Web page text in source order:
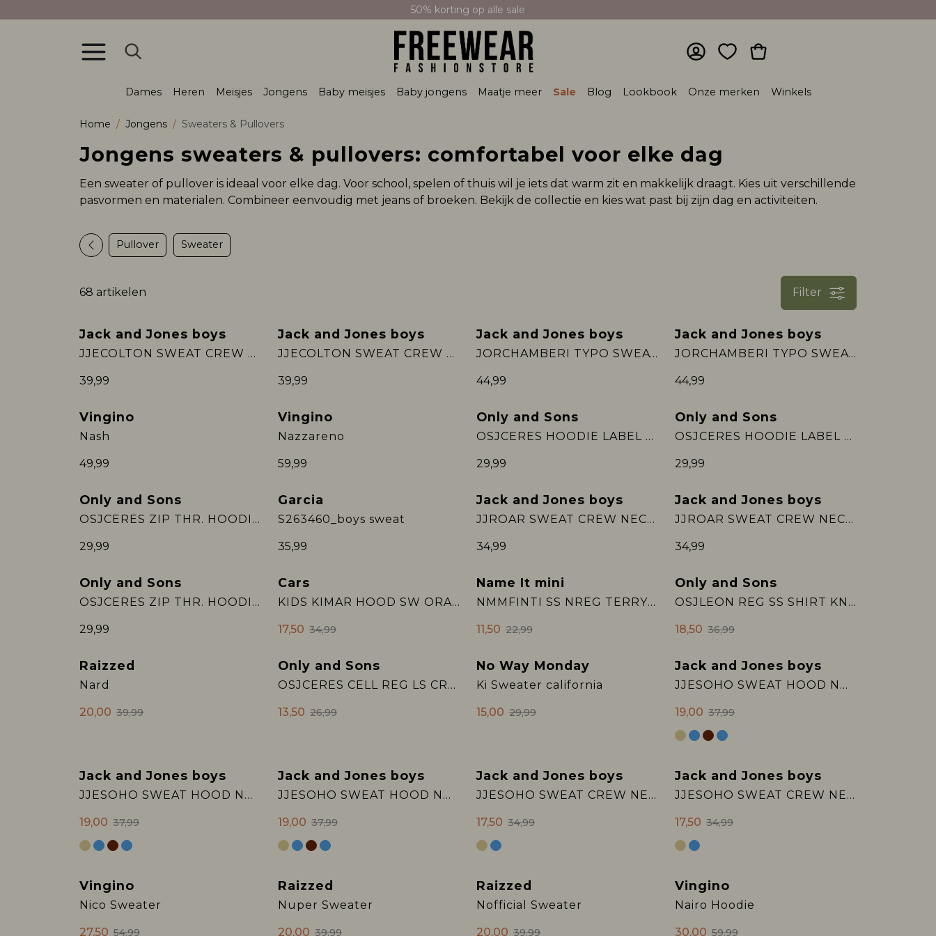
50% korting op alle sale
Dames Heren Meisjes Jongens Baby meisjes Baby jongens Maatje meer Sale Blog Lookbook Onze merken Winkels
Home Jongens Sweaters & Pullovers
Jongens sweaters & pullovers: comfortabel voor elke dag
Een sweater of pullover is ideaal voor elke dag. Voor school, spelen of thuis wil je iets dat warm zit en makkelijk draagt. Kies uit verschillende
pasvormen en materialen. Combineer eenvoudig met jeans of broeken. Bekijk de collectie en kies wat past bij zijn dag en activiteiten.
Pullover Sweater
68 artikelen Filter
Nieuw
Jack and Jones boys
JJECOLTON SWEAT CREW NECK SN JNR
39,99
Nieuw
Jack and Jones boys
JJECOLTON SWEAT CREW NECK SN JNR
39,99
Nieuw
Jack and Jones boys
JORCHAMBERI TYPO SWEAT HOOD JNR
44,99
Nieuw
Jack and Jones boys
JORCHAMBERI TYPO SWEAT HOOD JNR
44,99
Nieuw
Vingino
Nash
49,99
Nieuw
Vingino
Nazzareno
59,99
Nieuw
Only and Sons
OSJCERES HOODIE LABEL SWT NOOS
29,99
Nieuw
Only and Sons
OSJCERES HOODIE LABEL SWT NOOS
29,99
Nieuw
Only and Sons
OSJCERES ZIP THR. HOODIE SWT NOOS
29,99
Nieuw
Garcia
S263460_boys sweat
35,99
Jack and Jones boys
JJROAR SWEAT CREW NECK JNR
34,99
Jack and Jones boys
JJROAR SWEAT CREW NECK JNR
34,99
Only and Sons
OSJCERES ZIP THR. HOODIE SWT NOOS
29,99
Sale
Cars
KIDS KIMAR HOOD SW ORANGE
17,50 34,99
Sale
Name It mini
NMMFINTI SS NREG TERRY POLO BOX
11,50 22,99
Sale
Only and Sons
OSJLEON REG SS SHIRT KNIT
18,50 36,99
Sale
Raizzed
Nard
20,00 39,99
Sale
Only and Sons
OSJCERES CELL REG LS CREW SWT
13,50 26,99
Sale
No Way Monday
Ki Sweater california
15,00 29,99
Sale
Jack and Jones boys
JJESOHO SWEAT HOOD NOOS JNR
19,00 37,99
Sale
Jack and Jones boys
JJESOHO SWEAT HOOD NOOS JNR
19,00 37,99
Sale
Jack and Jones boys
JJESOHO SWEAT HOOD NOOS JNR
19,00 37,99
Sale
Jack and Jones boys
JJESOHO SWEAT CREW NECK SN JNR
17,50 34,99
Sale
Jack and Jones boys
JJESOHO SWEAT CREW NECK SN JNR
17,50 34,99
Sale
Vingino
Nico Sweater
27,50 54,99
Sale
Raizzed
Nuper Sweater
20,00 39,99
Sale
Raizzed
Nofficial Sweater
20,00 39,99
Sale
Vingino
Nairo Hoodie
30,00 59,99